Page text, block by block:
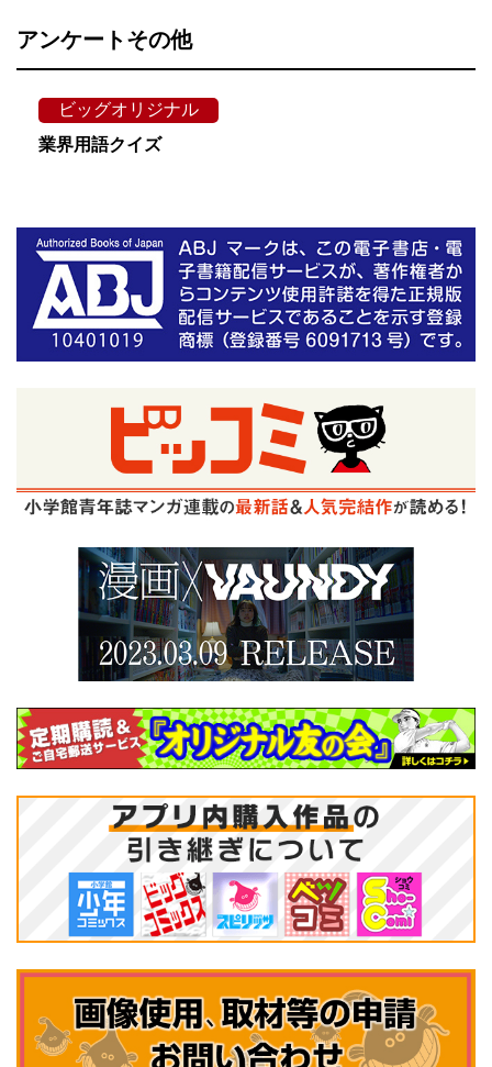
アンケートその他
ビッグオリジナル
業界用語クイズ